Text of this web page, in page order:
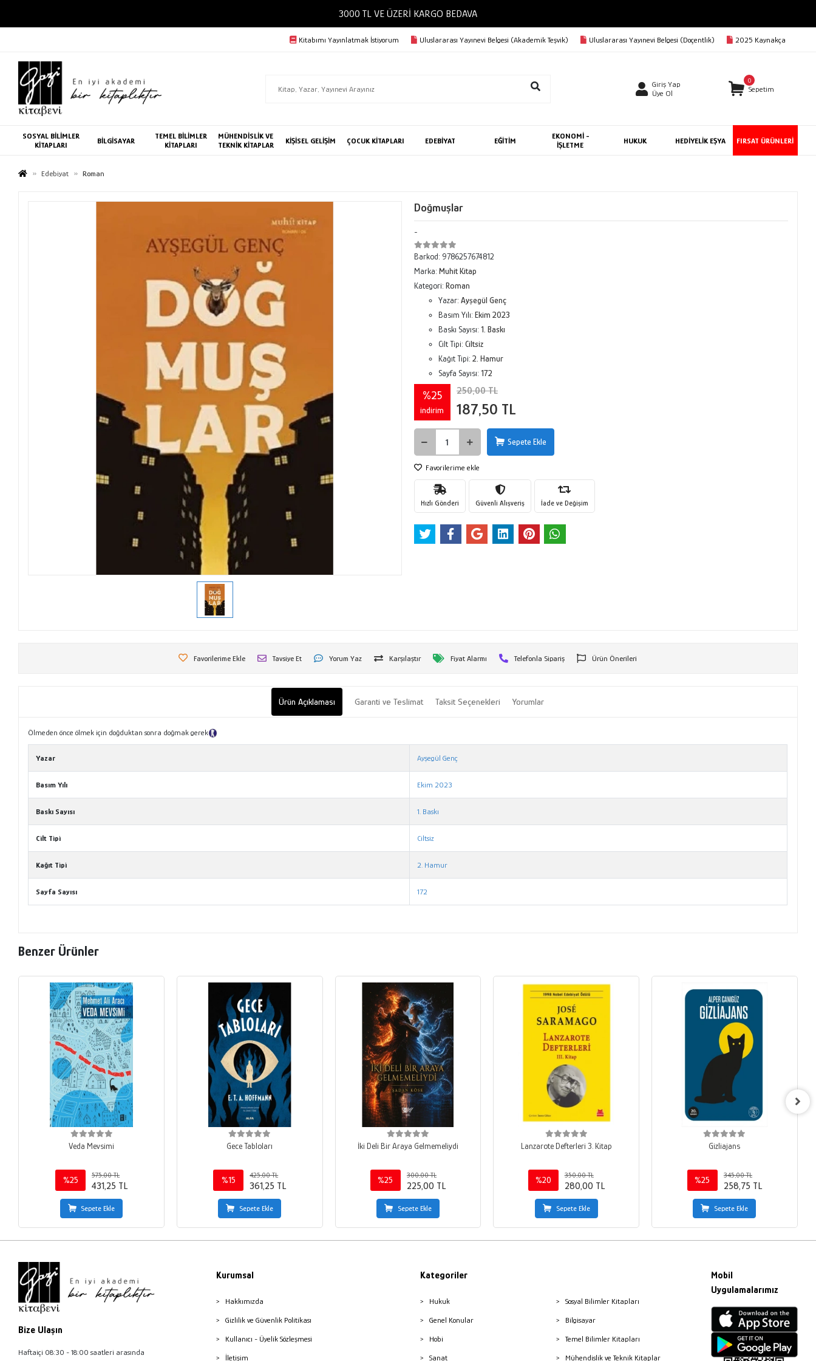
3000 TL VE ÜZERİ KARGO BEDAVA
Kitabımı Yayınlatmak İstiyorum Uluslararası Yayınevi Belgesi (Akademik Teşvik) Uluslararası Yayınevi Belgesi (Doçentlik) 2025 Kaynakça
Giriş Yap
Üye Ol
0
Sepetim
SOSYAL BİLİMLER
KİTAPLARI
BİLGİSAYAR
TEMEL BİLİMLER
KİTAPLARI
MÜHENDİSLİK VE
TEKNİK KİTAPLAR
KİŞİSEL GELİŞİM ÇOCUK KİTAPLARI EDEBİYAT EĞİTİM
EKONOMİ -
İŞLETME
HUKUK HEDİYELİK EŞYA FIRSAT ÜRÜNLERİ
Edebiyat Roman
Doğmuşlar
-
Barkod: 9786257674812
Marka: Muhit Kitap
Kategori: Roman
Yazar: Ayşegül Genç
Basım Yılı: Ekim 2023
Baskı Sayısı: 1. Baskı
Cilt Tipi: Ciltsiz
Kağıt Tipi: 2. Hamur
Sayfa Sayısı: 172
%25
indirim
250,00 TL
187,50 TL
Sepete Ekle
Favorilerime ekle
Hızlı Gönderi Güvenli Alışveriş İade ve Değişim
Favorilerime Ekle Tavsiye Et Yorum Yaz Karşılaştır Fiyat Alarmı Telefonla Sipariş Ürün Önerileri
Ürün Açıklaması Garanti ve Teslimat Taksit Seçenekleri Yorumlar
Ölmeden önce ölmek için doğduktan sonra doğmak gerek
Yazar Ayşegül Genç
Basım Yılı Ekim 2023
Baskı Sayısı 1. Baskı
Cilt Tipi Ciltsiz
Kağıt Tipi 2. Hamur
Sayfa Sayısı 172
Benzer Ürünler
Veda Mevsimi
%25
575,00 TL
431,25 TL
Sepete Ekle
Gece Tabloları
%15
425,00 TL
361,25 TL
Sepete Ekle
İki Deli Bir Araya Gelmemeliydi
%25
300,00 TL
225,00 TL
Sepete Ekle
Lanzarote Defterleri 3. Kitap
%20
350,00 TL
280,00 TL
Sepete Ekle
Gizliajans
%25
345,00 TL
258,75 TL
Sepete Ekle
Bize Ulaşın
Haftaiçi 08:30 - 18:00 saatleri arasında
Kurumsal
Hakkımızda
Gizlilik ve Güvenlik Politikası
Kullanıcı - Üyelik Sözleşmesi
İletişim
Kategoriler
Hukuk
Genel Konular
Hobi
Sanat
Sosyal Bilimler Kitapları
Bilgisayar
Temel Bilimler Kitapları
Mühendislik ve Teknik Kitaplar
Mobil
Uygulamalarımız